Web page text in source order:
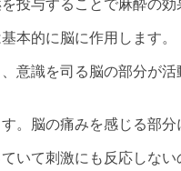
投与することで麻酔の
本的に脳に作用します。
意識を司る脳の部分が
。脳の痛みを感じる部
いて刺激にも反応しな